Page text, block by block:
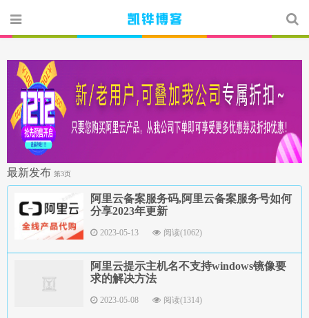
最新发布 第3页
阿里云备案服务码,阿里云备案服务号如何
分享2023年更新
2023-05-13 阅读(1062)
阿里云提示主机名不支持windows镜像要
求的解决方法
2023-05-08 阅读(1314)